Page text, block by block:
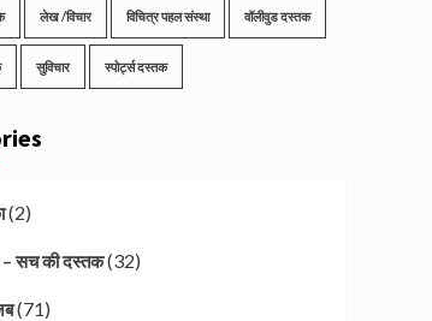
लेख /विचार विचित्र पहल संस्था वॉलीवुड दस्तक
सुविचार स्पोर्ट्स दस्तक
(2)
सच की दस्तक(32)
(71)